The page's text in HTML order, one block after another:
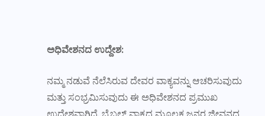
ಅಧಿವೇಶನದ ಉದ್ದೇಶ:
ನಮ್ಮ ನಡುವೆ ನೆಲೆಸಿರುವ ದೇವರ ವಾಕ್ಯವನ್ನು ಆಚರಿಸುವುದು
ಮತ್ತು ಸಂಭ್ರಮಿಸುವುದು ಈ ಅಧಿವೇಶನದ ಪ್ರಮುಖ